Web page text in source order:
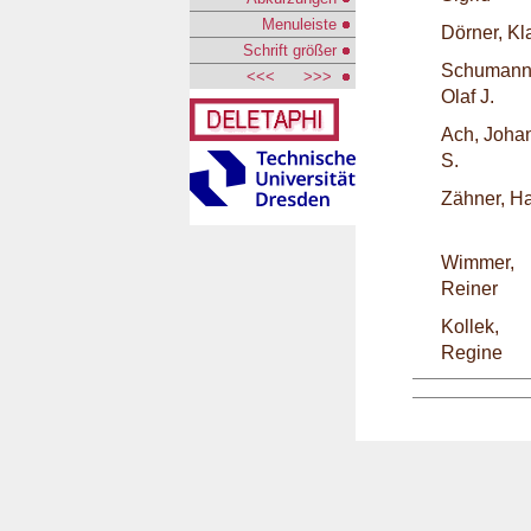
Menuleiste
Schrift größer
<<<
>>>
Dörner,
Olaf J.
Ach,
S.
Zähner,
Wimmer,
Reiner
Kollek,
Regine